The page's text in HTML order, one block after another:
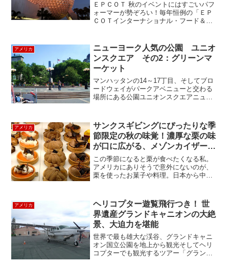
ＥＰＣＯＴ 秋のイベントにはすごいパフ
ォーマーが勢ぞろい！毎年恒例の「ＥＰ
ＣＯＴインターナショナル・フード＆ワ
と並ぶ一大イベント。今年は会期を延長
し、５３日間も開催。９...
アメリカ
ニューヨーク人気の公園 ユニオ
ンスクエア その2：グリーンマ
ーケット
マンハッタンの14～17丁目、そしてブロ
ードウェイがパークアベニューと交わる
場所にある公園ユニオンスクエアニュー
アーは麻薬のディラーとかがたむろして
いましたが、1...
アメリカ
サンクスギビングにぴったりな季
節限定の秋の味覚！濃厚な栗の味
が口に広がる、メゾンカイザーの
モンブラン
この季節になると栗が食べたくなる私。
アメリカにありそうで意外にないのが、
栗を使ったお菓子や料理。日本から中津
送れないと言うし、あーあー、残念と思
っていたら、フレンチベー...
アメリカ
ヘリコプター遊覧飛行つき！ 世
界遺産グランドキャニオンの大絶
景、大迫力を堪能
世界で最も雄大な渓谷、グランドキャニ
オン国立公園を地上から観光そしてヘリ
コプターでも観光するツアー「グランド